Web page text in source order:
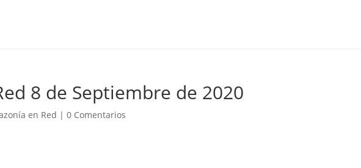
8 de Septiembre de 2020
en Red |0 Comentarios